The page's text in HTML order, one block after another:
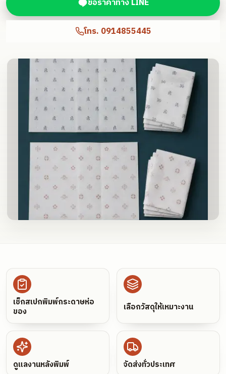
ขอราคาทาง LINE
โทร. 0914855445
เช็กสเปกพิมพ์กระดาษห่อ
ของ เลือกวัสดุให้เหมาะงาน
ดูแลงานหลังพิมพ์ จัดส่งทั่วประเทศ